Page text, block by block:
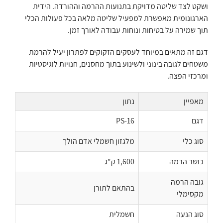
ושקט לצד שליטה מדויקת בתנועות ההרמה וההורדה. הידית
הארגונומית מאפשרת למפעיל שליטה מלאה בכל פעולות הכלי
תוך שמירה על בטיחות ונוחות עבודה לאורך זמן.
דגם זה מתאים במיוחד לעסקים הזקוקים לפתרון יעיל להרמת
משטחים לגובה בינוני ולשינוע בתוך מחסנים, חנויות לוגיסטיות
ומרכזי הפצה.
מאפיין
נתון
דגם
PS-16
סוג כלי
מלגזון חשמלי אדם הולך
כושר הרמה
1,600 ק"ג
גובה הרמה
מקסימלי
בהתאם לתורן
סוג הנעה
חשמלית